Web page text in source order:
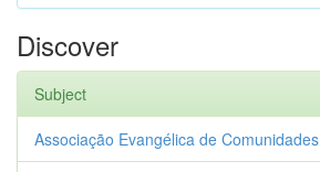
Discover
Subject
Associação Evangélica de Comunidades